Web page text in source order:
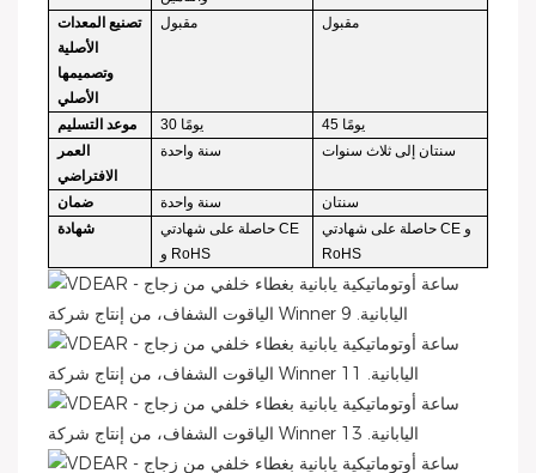
تصنيع المعدات
الأصلية
وتصميمها
الأصلي
مقبول مقبول
موعد التسليم 30 يومًا
45 يومًا
العمر
الافتراضي
سنة واحدة سنتان إلى ثلاث سنوات
ضمان سنة واحدة
سنتان
شهادة
حاصلة على شهادتي CE
و RoHS
حاصلة على شهادتي CE و
RoHS